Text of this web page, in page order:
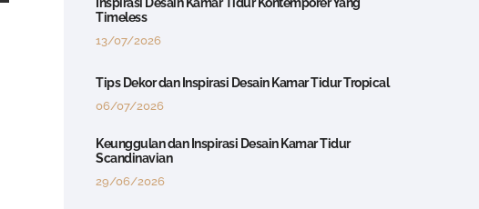
Timeless
13/07/2026
Tips Dekor dan Inspirasi Desain Kamar Tidur Tropical
06/07/2026
Keunggulan dan Inspirasi Desain Kamar Tidur
Scandinavian
29/06/2026